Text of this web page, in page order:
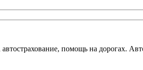
помощь на дорогах.